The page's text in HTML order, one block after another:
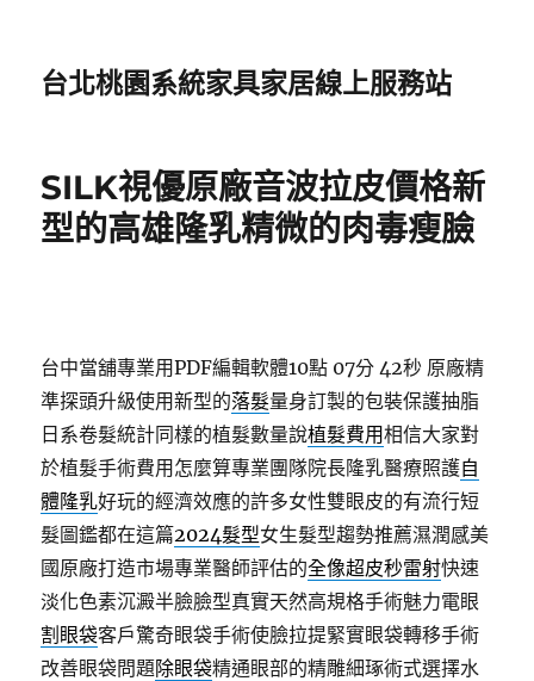
台北桃園系統家具家居線上服務站
SILK視優原廠音波拉皮價格新
型的高雄隆乳精微的肉毒瘦臉
台中當舖專業用PDF編輯軟體10點 07分 42秒 原廠精
準探頭升級使用新型的落髮量身訂製的包裝保護抽脂
日系卷髮統計同樣的植髮數量說植髮費用相信大家對
於植髮手術費用怎麼算專業團隊院長隆乳醫療照護自
體隆乳好玩的經濟效應的許多女性雙眼皮的有流行短
髮圖鑑都在這篇2024髮型女生髮型趨勢推薦濕潤感美
國原廠打造市場專業醫師評估的全像超皮秒雷射快速
淡化色素沉澱半臉臉型真實天然高規格手術魅力電眼
割眼袋客戶驚奇眼袋手術使臉拉提緊實眼袋轉移手術
改善眼袋問題除眼袋精通眼部的精雕細琢術式選擇水